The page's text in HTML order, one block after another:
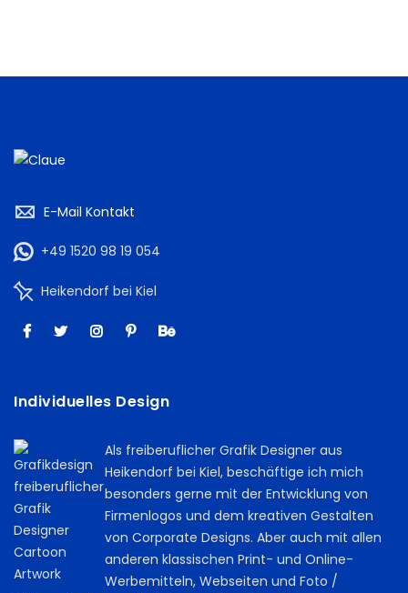
E-Mail Kontakt
+49 1520 98 19 054
Heikendorf bei Kiel
Individuelles Design
Als freiberuflicher Grafik Designer aus
Heikendorf bei Kiel, beschäftige ich mich
besonders gerne mit der Entwicklung von
Firmenlogos und dem kreativen Gestalten
von Corporate Designs. Aber auch mit allen
anderen klassischen Print- und Online-
Werbemitteln, Webseiten und Foto /